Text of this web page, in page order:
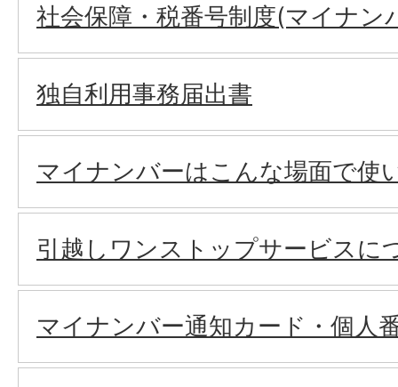
社会保障・税番号制度(マイナン
独自利用事務届出書
マイナンバーはこんな場面で使
引越しワンストップサービスに
マイナンバー通知カード・個人